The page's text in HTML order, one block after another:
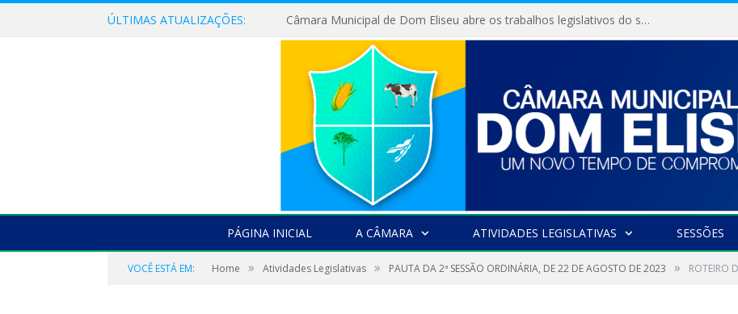
ÚLTIMAS ATUALIZAÇÕES: Câmara Municipal de Dom Eliseu abre os trabalhos legislativos do segundo semestre
PÁGINA INICIAL A CÂMARA ATIVIDADES LEGISLATIVAS SESSÕES
VOCÊ ESTÁ EM: Home » Atividades Legislativas » PAUTA DA 2ª SESSÃO ORDINÁRIA, DE 22 DE AGOSTO DE 2023 » ROTEIRO